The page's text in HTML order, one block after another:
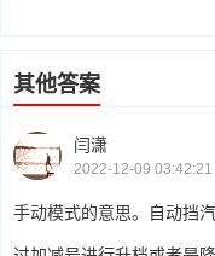
其他答案
闫潇
2022-12-09 03:42:21
手动模式的意思。自动挡